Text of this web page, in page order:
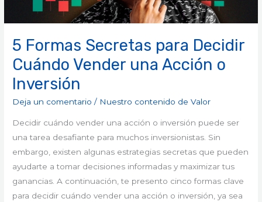
5 Formas Secretas para Decidir
Cuándo Vender una Acción o
Inversión
Deja un comentario / Nuestro contenido de Valor
Decidir cuándo vender una acción o inversión puede ser
una tarea desafiante para muchos inversionistas. Sin
embargo, existen algunas estrategias secretas que pueden
ayudarte a tomar decisiones informadas y maximizar tus
ganancias. A continuación, te presento cinco formas clave
para decidir cuándo vender una acción o inversión, ya sea